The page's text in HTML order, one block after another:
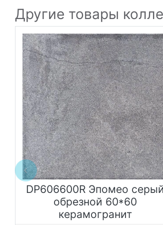
Другие товары
DP606600R Эпомео серый
обрезной 60*60
керамогранит